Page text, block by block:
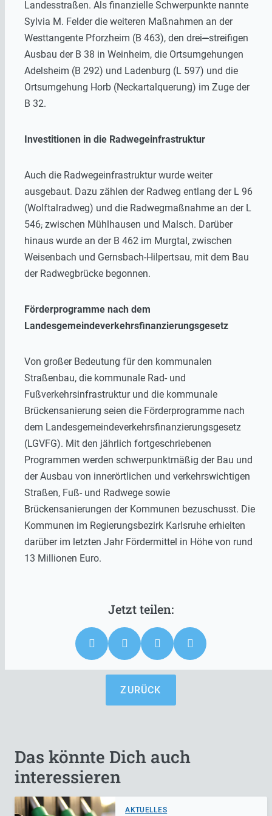
Landesstraßen. Als finanzielle Schwerpunkte nannte
Sylvia M. Felder die weiteren Maßnahmen an der
Westtangente Pforzheim (B 463), den drei–streifigen
Ausbau der B 38 in Weinheim, die Ortsumgehungen
Adelsheim (B 292) und Ladenburg (L 597) und die
Ortsumgehung Horb (Neckartalquerung) im Zuge der
B 32.
Investitionen in die Radwegeinfrastruktur
Auch die Radwegeinfrastruktur wurde weiter
ausgebaut. Dazu zählen der Radweg entlang der L 96
(Wolftalradweg) und die Radwegmaßnahme an der L
546, zwischen Mühlhausen und Malsch. Darüber
hinaus wurde an der B 462 im Murgtal, zwischen
Weisenbach und Gernsbach-Hilpertsau, mit dem Bau
der Radwegbrücke begonnen.
Förderprogramme nach dem
Landesgemeindeverkehrsfinanzierungsgesetz
Von großer Bedeutung für den kommunalen
Straßenbau, die kommunale Rad- und
Fußverkehrsinfrastruktur und die kommunale
Brückensanierung seien die Förderprogramme nach
dem Landesgemeindeverkehrsfinanzierungsgesetz
(LGVFG). Mit den jährlich fortgeschriebenen
Programmen werden schwerpunktmäßig der Bau und
der Ausbau von innerörtlichen und verkehrswichtigen
Straßen, Fuß- und Radwege sowie
Brückensanierungen der Kommunen bezuschusst. Die
Kommunen im Regierungsbezirk Karlsruhe erhielten
darüber im letzten Jahr Fördermittel in Höhe von rund
13 Millionen Euro.
ZURÜCK
Das könnte Dich auch
interessieren
AKTUELLES